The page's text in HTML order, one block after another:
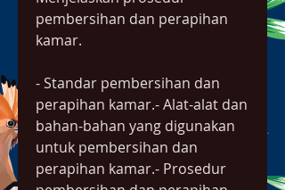
pembersihan dan perapihan
kamar.
- Standar pembersihan dan
perapihan kamar.- Alat-alat dan
bahan-bahan yang digunakan
untuk pembersihan dan
perapihan kamar.- Prosedur